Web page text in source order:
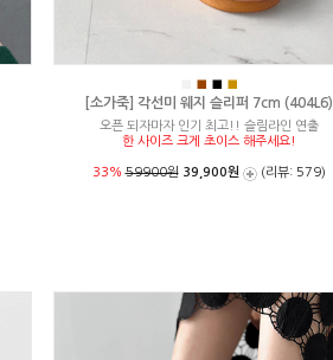
■ ■ ■
[소가죽] 각선미 웨지 슬리퍼 7cm (404L6)
오픈 되자마자 인기 최고!! 슬림라인 연출
한 사이즈 크게 초이스 해주세요!
33%59900원 39,900원 (리뷰: 579)